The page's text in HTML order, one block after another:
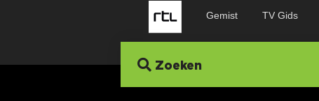
Gemist TV Gids
Zoeken